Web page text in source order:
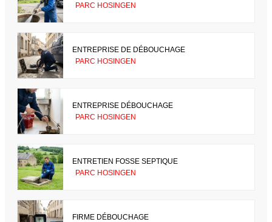
PARC HOSINGEN
ENTREPRISE DE DÉBOUCHAGE
PARC HOSINGEN
ENTREPRISE DÉBOUCHAGE
PARC HOSINGEN
ENTRETIEN FOSSE SEPTIQUE
PARC HOSINGEN
FIRME DÉBOUCHAGE